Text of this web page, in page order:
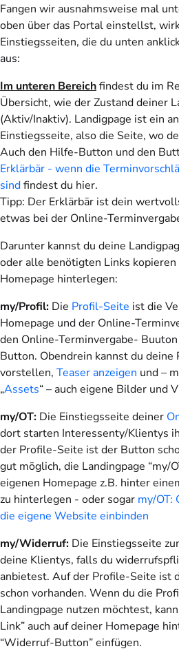
Fangen wir ausnahmsweise mal
oben über das Portal einstellst,
Einstiegsseiten, die du unten
aus:
Im unteren Bereichfindest du im
Übersicht, wie der Zustand deiner
(Aktiv/Inaktiv). Landigpage ist ein
Einstiegsseite, also die Seite, wo
Auch den Hilfe-Button und den
Erklärbär - wenn die
sindfindest du hier.
Tipp: Der Erklärbär ist dein
etwas bei der Online-
Darunter kannst du deine
oder alle benötigten Links kopieren
Homepage hinterlegen:
my/Profil: Die Profil-Seite ist die
Homepage und der Online-
den Online-Terminvergabe-
Button. Obendrein kannst du deine
vorstellen, Teaser anzeigen und –
„Assets“ – auch eigene Bilder und
my/OT: Die Einstiegsseite deiner
dort starten Interessenty/Klientys
der Profile-Seite ist der Button
gut möglich, die Landingpage “my/
eigenen Homepage z.B. hinter
zu hinterlegen - oder sogar my/OT:
die eigene Website einbinden
my/Widerruf: Die Einstiegsseite
deine Klientys, falls du
anbietest. Auf der Profile-Seite ist
schon vorhanden. Wenn du die
Landingpage nutzen möchtest,
Link” auch auf deiner Homepage
“Widerruf-Button” einfügen.